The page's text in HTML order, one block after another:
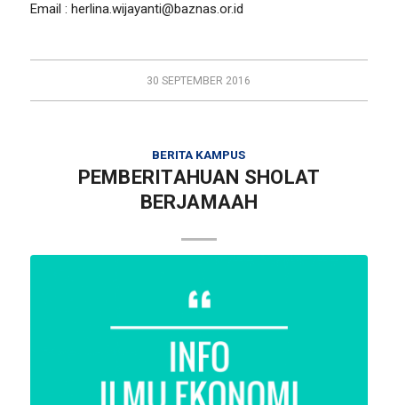
Email : herlina.wijayanti@baznas.or.id
30 SEPTEMBER 2016
BERITA KAMPUS
PEMBERITAHUAN SHOLAT
BERJAMAAH